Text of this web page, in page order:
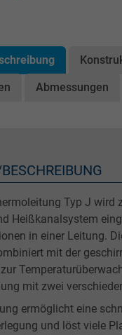
Abmessungen
Typ J wird
Heißkanalsystem
in einer Leitung.
mit der
mit zwei
ermöglicht eine
und löst viele